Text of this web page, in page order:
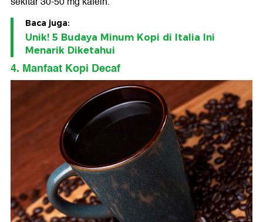
Baca juga:
Unik! 5 Budaya Minum Kopi di Italia Ini
Menarik Diketahui
4. Manfaat Kopi Decaf